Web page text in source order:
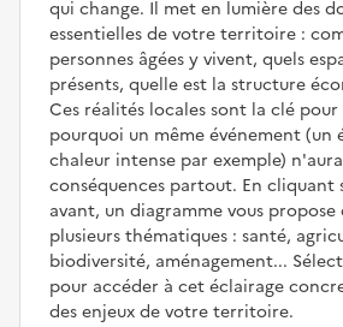
qui change. Il met en lumière des
essentielles de votre territoire :
personnes âgées y vivent, quels
présents, quelle est la structure
Ces réalités locales sont la clé
pourquoi un même événement (un
chaleur intense par exemple)
conséquences partout. En cliquant
avant, un diagramme vous
plusieurs thématiques : santé,
biodiversité, aménagement...
pour accéder à cet éclairage
des enjeux de votre territoire.